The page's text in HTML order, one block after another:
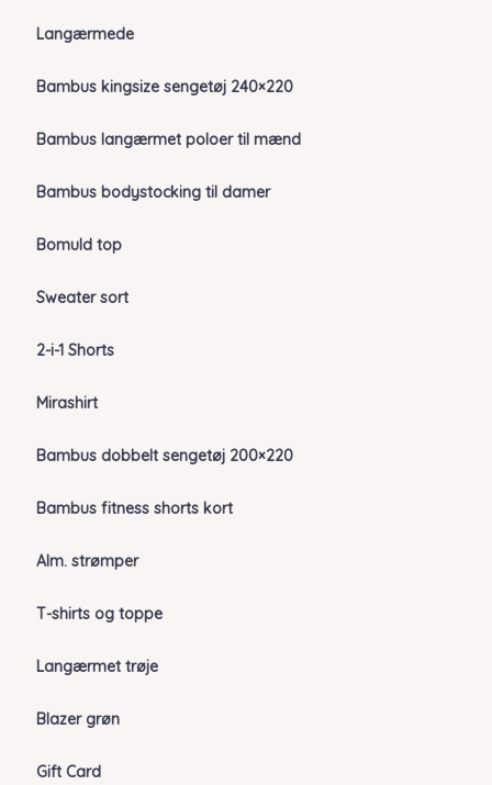
Langærmede
Bambus kingsize sengetøj 240×220
Bambus langærmet poloer til mænd
Bambus bodystocking til damer
Bomuld top
Sweater sort
2-i-1 Shorts
Mirashirt
Bambus dobbelt sengetøj 200×220
Bambus fitness shorts kort
Alm. strømper
T-shirts og toppe
Langærmet trøje
Blazer grøn
Gift Card